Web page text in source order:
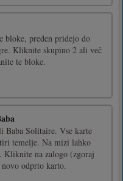
bloke, preden pridejo do
Kliknite skupino 2 ali več
te bloke.
Baba Solitaire. Vse karte
temelje. Na mizi lahko
Kliknite na zalogo (zgoraj
odprto karto.